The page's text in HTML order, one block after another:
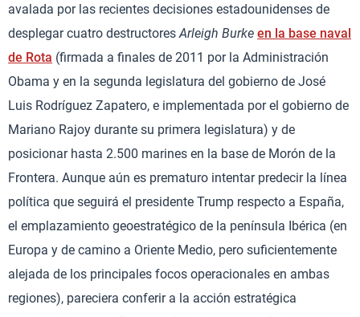
avalada por las recientes decisiones estadounidenses de
desplegar cuatro destructores Arleigh Burke en la base naval
de Rota (firmada a finales de 2011 por la Administración
Obama y en la segunda legislatura del gobierno de José
Luis Rodríguez Zapatero, e implementada por el gobierno de
Mariano Rajoy durante su primera legislatura) y de
posicionar hasta 2.500 marines en la base de Morón de la
Frontera. Aunque aún es prematuro intentar predecir la línea
política que seguirá el presidente Trump respecto a España,
el emplazamiento geoestratégico de la península Ibérica (en
Europa y de camino a Oriente Medio, pero suficientemente
alejada de los principales focos operacionales en ambas
regiones), pareciera conferir a la acción estratégica